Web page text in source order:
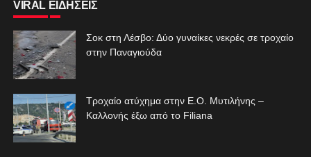
VIRAL ΕΙΔΗΣΕΙΣ
Σοκ στη Λέσβο: Δύο γυναίκες νεκρές σε τροχαίο
στην Παναγιούδα
Τροχαίο ατύχημα στην Ε.Ο. Μυτιλήνης –
Καλλονής έξω από το Filiana